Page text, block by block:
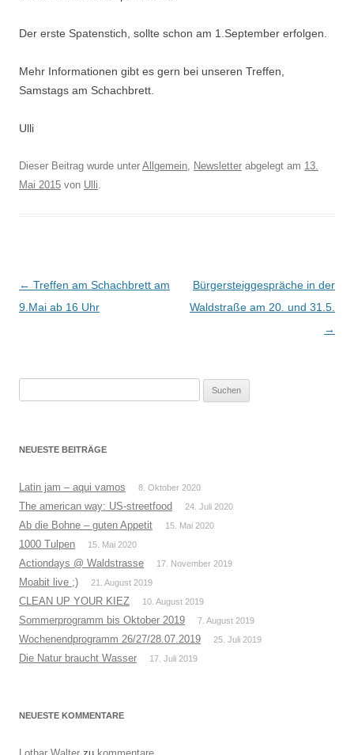
Der erste Spatenstich, sollte schon am 1.September erfolgen.
Mehr Informationen gibt es gern bei unseren Treffen,
Samstags am Schachbrett.
Ulli
Dieser Beitrag wurde unter Allgemein, Newsletter abgelegt am 13.
Mai 2015 von Ulli.
Beitrags-
Navigation
← Treffen am Schachbrett am
9.Mai ab 16 Uhr
Bürgersteiggespräche in der
Waldstraße am 20. und 31.5.
→
NEUESTE BEITRÄGE
Latin jam – aqui vamos 8. Oktober 2020
The american way: US-streetfood 24. Juli 2020
Ab die Bohne – guten Appetit 15. Mai 2020
1000 Tulpen 15. Mai 2020
Actiondays @ Waldstrasse 17. November 2019
Moabit live ;) 21. August 2019
CLEAN UP YOUR KIEZ 10. August 2019
Sommerprogramm bis Oktober 2019 7. August 2019
Wochenendprogramm 26/27/28.07.2019 25. Juli 2019
Die Natur braucht Wasser 17. Juli 2019
NEUESTE KOMMENTARE